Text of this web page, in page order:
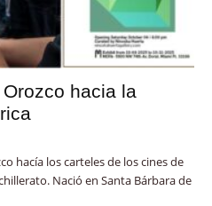
hacia la
hacía los carteles de los cines de
Nació en Santa Bárbara de